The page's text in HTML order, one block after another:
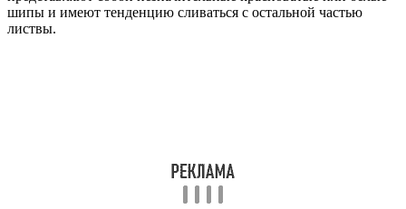
шипы и имеют тенденцию сливаться с остальной частью
листвы.